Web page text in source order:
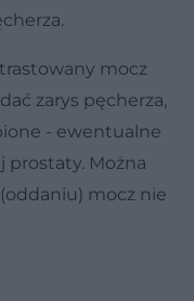
mocz
zarys pęcherza,
- ewentualne
prostaty. Można
mocz nie